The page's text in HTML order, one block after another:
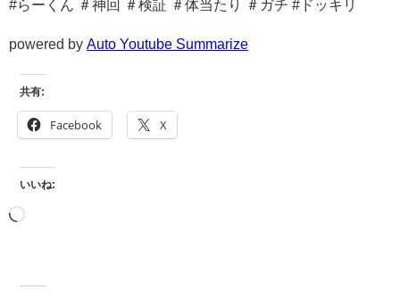
#らーくん​ ＃神回​ ＃検証​ ＃体当たり​ ＃ガチ​ #ドッキリ
powered by Auto Youtube Summarize
共有:
Facebook X
いいね: